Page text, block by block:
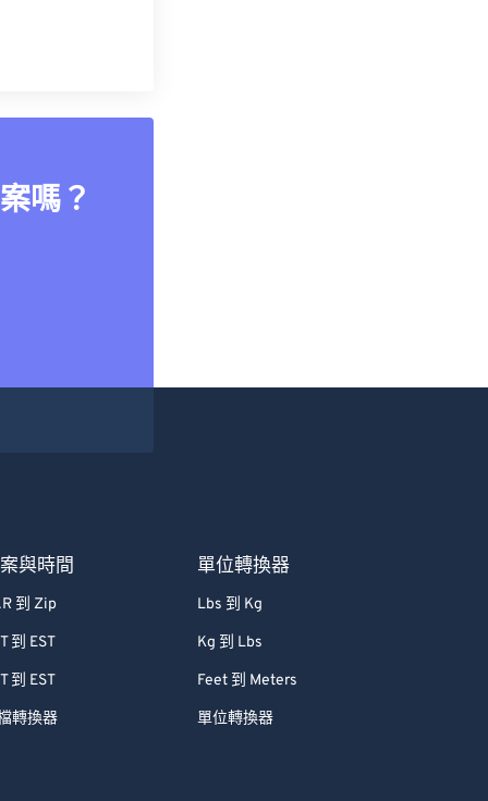
嗎？
與時間
到 Zip
到 EST
到 EST
轉換器
單位轉換器
Lbs 到 Kg
Kg 到 Lbs
Feet 到 Meters
單位轉換器